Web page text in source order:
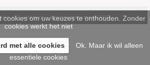
-sitemap-privacystatement/AVG
cookies om uw keuzes te onthouden. Zonder
cookies werkt het niet
met alle cookies
Ok. Maar ik wil alleen
essentiele cookies